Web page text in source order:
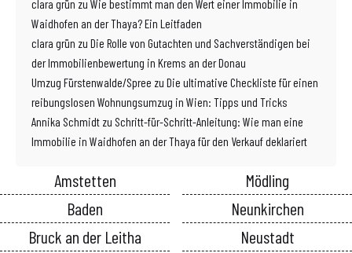
clara grün zu Wie bestimmt man den Wert einer Immobilie in
Waidhofen an der Thaya? Ein Leitfaden
clara grün zu Die Rolle von Gutachten und Sachverständigen bei
der Immobilienbewertung in Krems an der Donau
Umzug Fürstenwalde/Spree zu Die ultimative Checkliste für einen
reibungslosen Wohnungsumzug in Wien: Tipps und Tricks
Annika Schmidt zu Schritt-für-Schritt-Anleitung: Wie man eine
Immobilie in Waidhofen an der Thaya für den Verkauf deklariert
Amstetten
Baden
Bruck an der Leitha
Mödling
Neunkirchen
Neustadt